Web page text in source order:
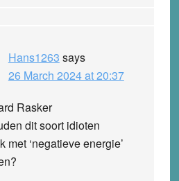
Hans1263 says
26 March 2024 at 20:37
Rasker
dit soort idioten
met ‘negatieve energie’